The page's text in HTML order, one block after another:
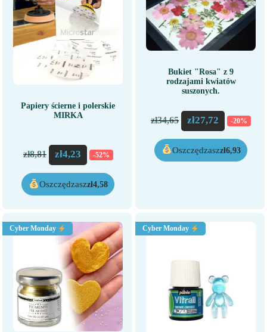
Papiery ścierne i polerskie
MIRKA
zł8,81 zł4,23 -52%
Oszczędzaszzł4,58
Bukiet "Rosa" z 9
rodzajami kwiatów
suszonych.
zł34,65 zł27,72 -20%
Oszczędzaszzł6,93
Cyber Monday Cyber Monday